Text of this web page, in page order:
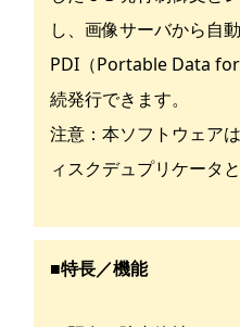
し、画像サーバから自
PDI（Portable Data
続発行できます。
注意：本ソフトウェア
ィスクデュプリケータ
■特長／機能